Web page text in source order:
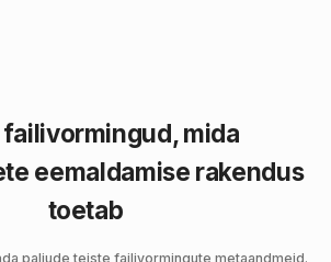
mida
eemaldamise rakendus
toetab
paljude teiste failivormingute metaandmeid.